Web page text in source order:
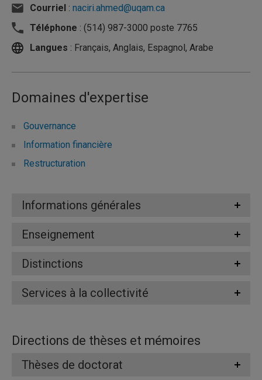
Courriel : naciri.ahmed@uqam.ca
Téléphone : (514) 987-3000 poste 7765
Langues : Français, Anglais, Espagnol, Arabe
Domaines d'expertise
Gouvernance
Information financière
Restructuration
Informations générales
Enseignement
Distinctions
Services à la collectivité
Directions de thèses et mémoires
Thèses de doctorat